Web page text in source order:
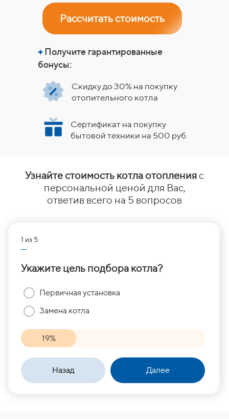
Рассчитать стоимость
+Получите гарантированные
бонусы:
Скидку до 30% на покупку
отопительного котла
Сертификат на покупку
бытовой техники на 500 руб.
Узнайте стоимость котла отопленияс
персональной ценой для Вас,
ответив всего на 5 вопросов
1 из 5
Укажите цель подбора котла?
Первичная установка
Замена котла
19%
Назад Далее